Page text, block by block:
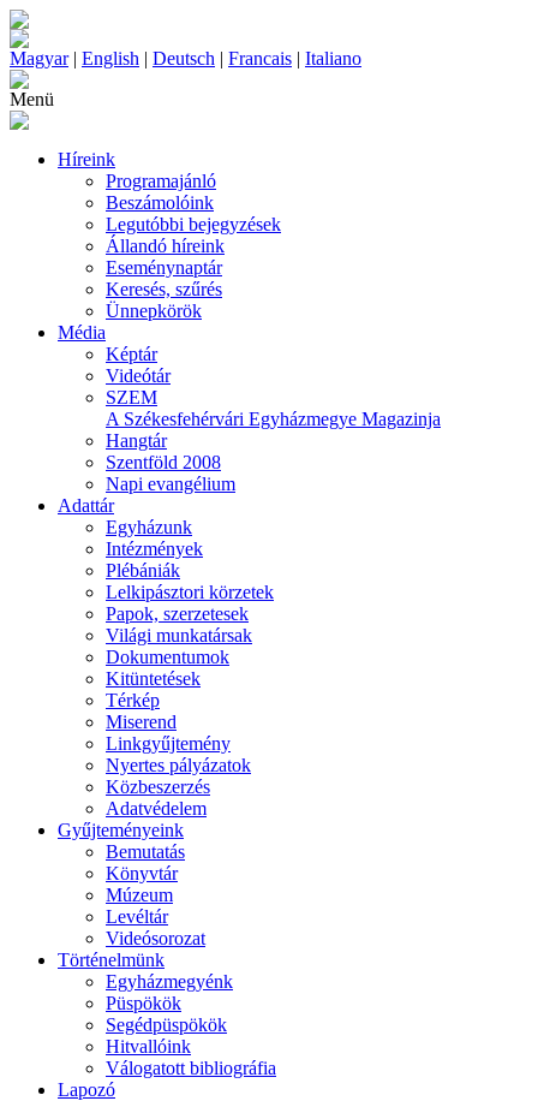
Magyar| English | Deutsch | Francais | Italiano
Menü
Híreink
Programajánló
Beszámolóink
Legutóbbi bejegyzések
Állandó híreink
Eseménynaptár
Keresés, szűrés
Ünnepkörök
Média
Képtár
Videótár
SZEM
A Székesfehérvári Egyházmegye Magazinja
Hangtár
Szentföld 2008
Napi evangélium
Adattár
Egyházunk
Intézmények
Plébániák
Lelkipásztori körzetek
Papok, szerzetesek
Világi munkatársak
Dokumentumok
Kitüntetések
Térkép
Miserend
Linkgyűjtemény
Nyertes pályázatok
Közbeszerzés
Adatvédelem
Gyűjteményeink
Bemutatás
Könyvtár
Múzeum
Levéltár
Videósorozat
Történelmünk
Egyházmegyénk
Püspökök
Segédpüspökök
Hitvallóink
Válogatott bibliográfia
Lapozó